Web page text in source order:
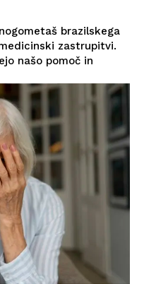
brazilskega
zastrupitvi.
našo pomoč in